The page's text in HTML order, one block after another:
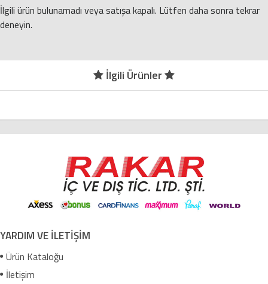
İlgili ürün bulunamadı veya satışa kapalı. Lütfen daha sonra tekrar
deneyin.
İlgili Ürünler
YARDIM VE İLETİŞİM
Ürün Kataloğu
İletişim